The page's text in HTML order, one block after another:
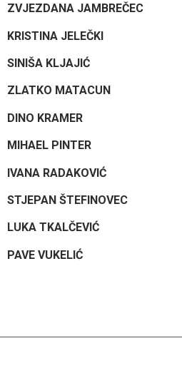
ZVJEZDANA JAMBREČEC
KRISTINA JELEČKI
SINIŠA KLJAJIĆ
ZLATKO MATACUN
DINO KRAMER
MIHAEL PINTER
IVANA RADAKOVIĆ
STJEPAN ŠTEFINOVEC
LUKA TKALČEVIĆ
PAVE VUKELIĆ